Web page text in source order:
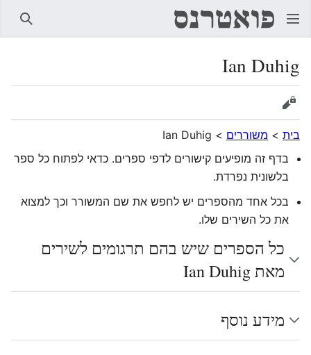
Ian Duhig
הצגת מקור
בית > משוררים >
Ian Duhig
בדף זה מופיעים קישורים לדפי ספרים. כדאי לפתוח כל ספר
בלשונית נפרדת.
בכל אחד מהספרים יש לחפש את שם המשורר וכך למצוא
את כל השירים שלו.
כל הספרים שיש בהם תרגומים לשירים
מאת Ian Duhig
מידע נוסף